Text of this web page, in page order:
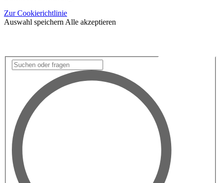
Zur Cookierichtlinie
Auswahl speichern Alle akzeptieren